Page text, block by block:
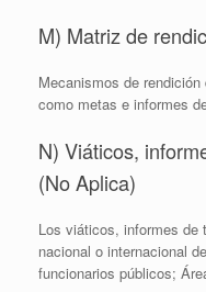
M) Matriz de
Mecanismos de
como metas e informes
N) Viáticos,
(No Aplica)
Los viáticos, informes
nacional o internacional
funcionarios públicos;